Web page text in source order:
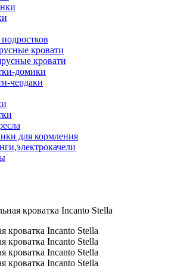
кровати
кровати
домики
чердаки
для кормления
кроватка Incanto Stella